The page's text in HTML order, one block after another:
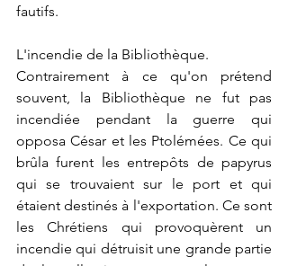
fautifs.
L'incendie de la Bibliothèque.
Contrairement à ce qu'on prétend
souvent, la Bibliothèque ne fut pas
incendiée pendant la guerre qui
opposa César et les Ptolémées. Ce qui
brûla furent les entrepôts de papyrus
qui se trouvaient sur le port et qui
étaient destinés à l'exportation. Ce sont
les Chrétiens qui provoquèrent un
incendie qui détruisit une grande partie